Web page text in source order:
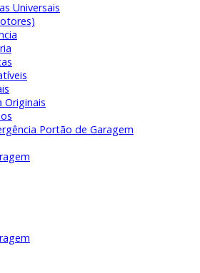
Universais
Originais
Portão de Garagem